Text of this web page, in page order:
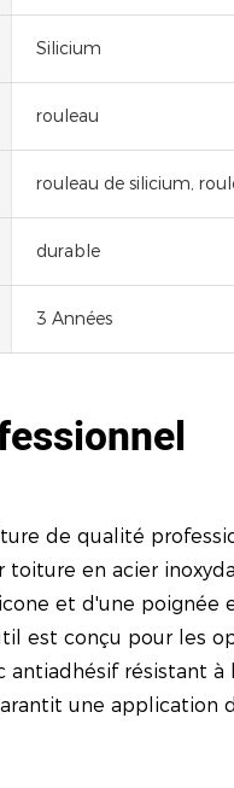
Silicium
rouleau
rouleau de silicium,
durable
3 Années
de qualité
en acier
et d'une poignée
est conçu pour les
résistant à
une application